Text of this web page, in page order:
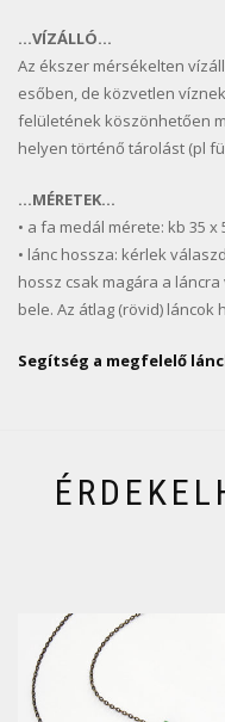
…VÍZÁLLÓ…
Az ékszer mérsékelten
esőben, de közvetlen
felületének köszönhetően
helyen történő tárolást (pl
…MÉRETEK…
• a fa medál mérete: kb 35 x
• lánc hossza: kérlek
hossz csak magára a
bele. Az átlag (rövid) láncok
Segítség a megfelelő